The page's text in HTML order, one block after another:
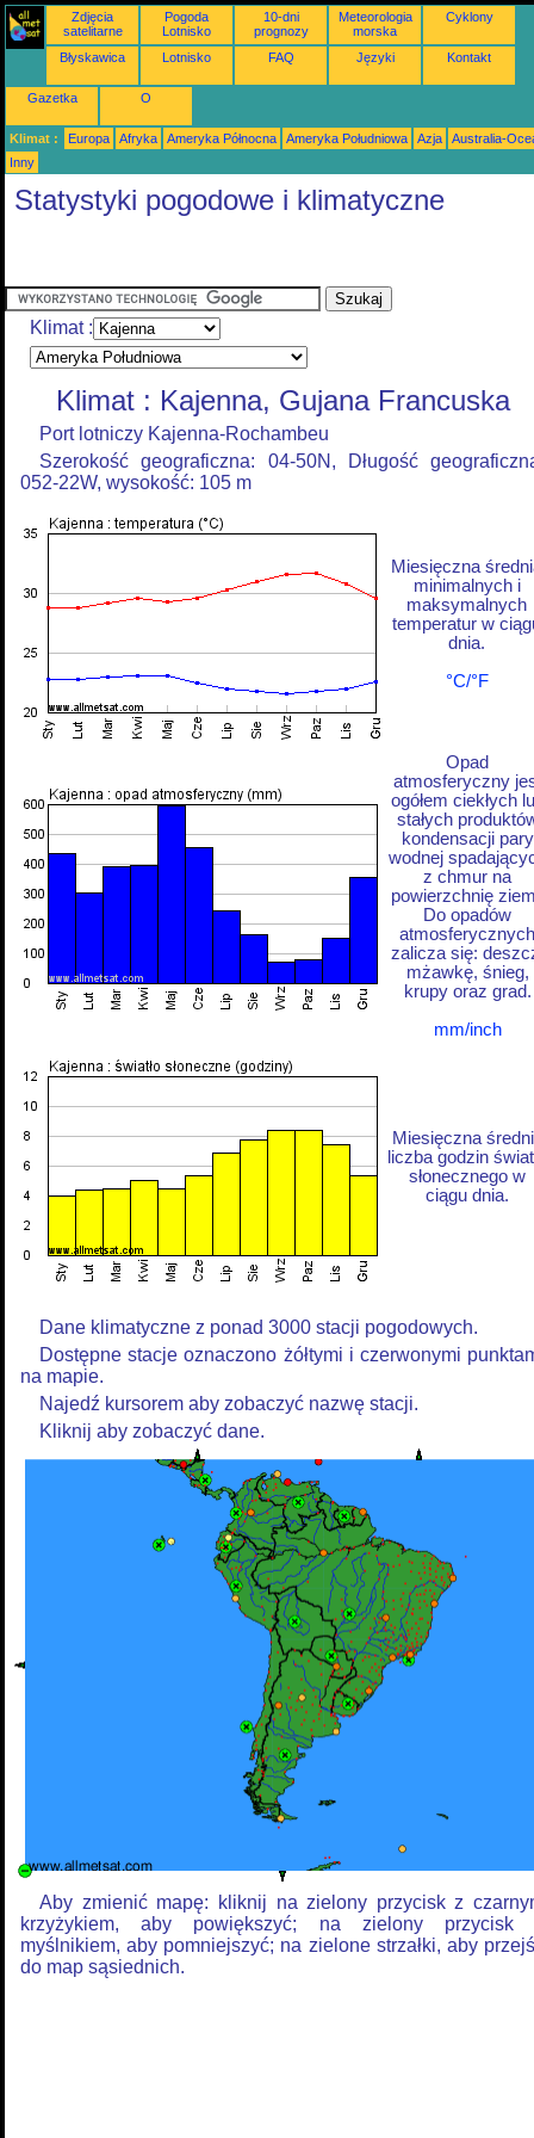
Zdjęcia
satelitarne
Pogoda
Lotnisko
10-dni
prognozy
Meteorologia
morska
Cyklony
Błyskawica Lotnisko FAQ Języki Kontakt
Gazetka O
Klimat : Europa Afryka Ameryka Północna Ameryka Południowa Azja
Australia-
Inny
Statystyki pogodowe i klimatyczne
Klimat :
Klimat : Kajenna, Gujana Francuska
Port lotniczy Kajenna-Rochambeu
Szerokość geograficzna: 04-50N, Długość
052-22W, wysokość: 105 m
Miesięczna
minimalnych i
maksymalnych
temperatur w
dnia.
°C/°F
Opad
atmosferyczny
ogółem ciekłych
stałych
kondensacji pary
wodnej
z chmur na
powierzchnię
Do opadów
atmosferycznych
zalicza się:
mżawkę, śnieg,
krupy oraz grad.
mm/inch
Miesięczna
liczba godzin
słonecznego w
ciągu dnia.
Dane klimatyczne z ponad 3000 stacji pogodowych.
Dostępne stacje oznaczono żółtymi i czerwonymi
na mapie.
Najedź kursorem aby zobaczyć nazwę stacji.
Kliknij aby zobaczyć dane.
Aby zmienić mapę: kliknij na zielony przycisk z
krzyżykiem, aby powiększyć; na zielony przycisk
myślnikiem, aby pomniejszyć; na zielone strzałki, aby
do map sąsiednich.